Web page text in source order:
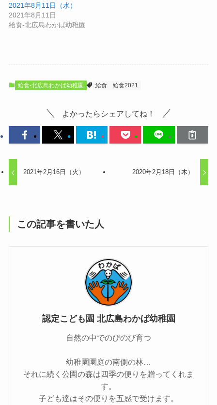
2021年8月11日（水）
2021年8月11日
給食-北広島わかば幼稚園
給食-北広島わかば幼稚園 給食 給食2021
よかったらシェアしてね！
2021年2月16日（火） 2020年2月18日（木）
この記事を書いた人
認定こども園 北広島わかば幼稚園
自然の中でのびのび育つ
幼稚園園庭の南側の林…
それに続く公園の森は四季の便りを贈ってくれま
す。
子ども達はその便りを五感で受けます。